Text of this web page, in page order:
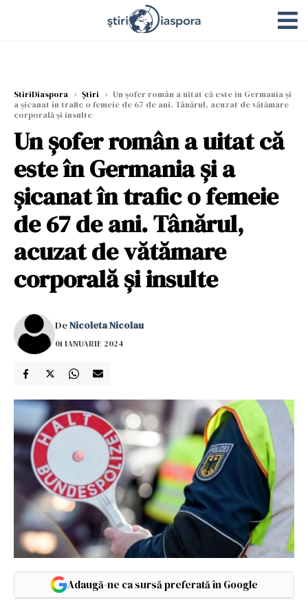
StiriDiaspora › Știri › Un șofer român a uitat că este în Germania și
a șicanat în trafic o femeie de 67 de ani. Tânărul, acuzat de vătămare
corporală și insulte
Un șofer român a uitat că
este în Germania și a
șicanat în trafic o femeie
de 67 de ani. Tânărul,
acuzat de vătămare
corporală și insulte
DeNicoleta Nicolau
01 IANUARIE 2024
Adaugă-ne ca sursă preferată în Google